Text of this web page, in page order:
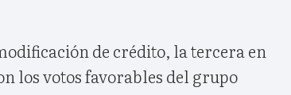
de crédito, la tercera en
los votos favorables del grupo